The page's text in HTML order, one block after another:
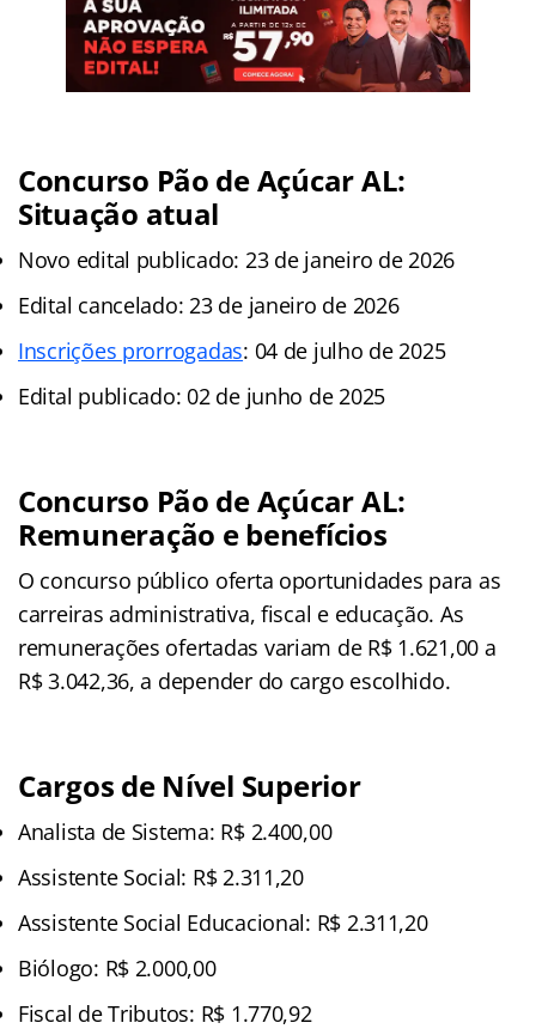
Concurso Pão de Açúcar AL:
Situação atual
Novo edital publicado: 23 de janeiro de 2026
Edital cancelado: 23 de janeiro de 2026
Inscrições prorrogadas: 04 de julho de 2025
Edital publicado: 02 de junho de 2025
Concurso Pão de Açúcar AL:
Remuneração e benefícios
O concurso público oferta oportunidades para as
carreiras administrativa, fiscal e educação. As
remunerações ofertadas variam de R$ 1.621,00 a
R$ 3.042,36, a depender do cargo escolhido.
Cargos de Nível Superior
Analista de Sistema: R$ 2.400,00
Assistente Social: R$ 2.311,20
Assistente Social Educacional: R$ 2.311,20
Biólogo: R$ 2.000,00
Fiscal de Tributos: R$ 1.770,92